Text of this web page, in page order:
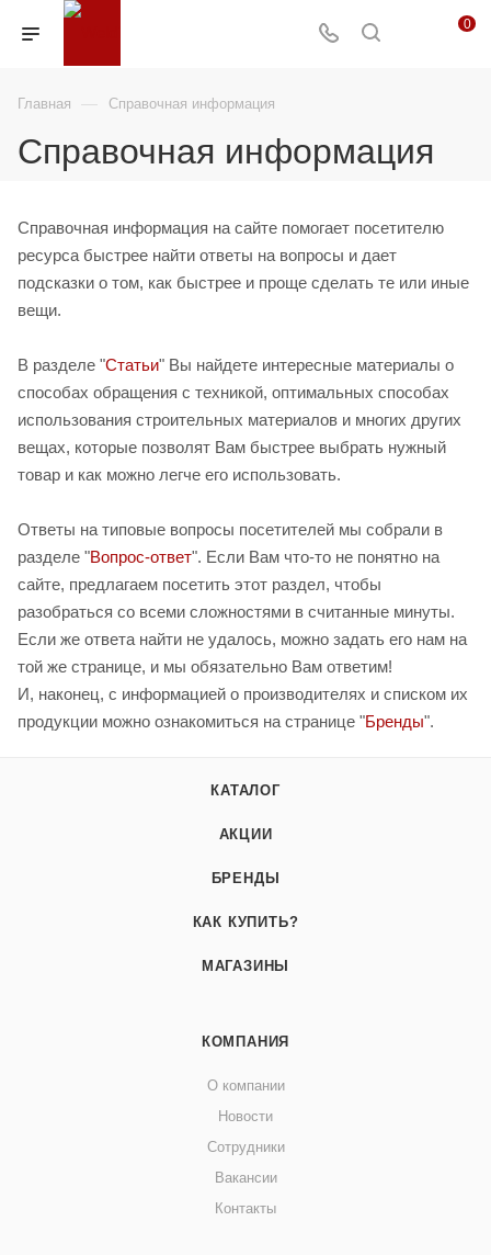
0
Главная — Справочная информация
Справочная информация
Справочная информация на сайте помогает посетителю
ресурса быстрее найти ответы на вопросы и дает
подсказки о том, как быстрее и проще сделать те или иные
вещи.
В разделе "Статьи" Вы найдете интересные материалы о
способах обращения с техникой, оптимальных способах
использования строительных материалов и многих других
вещах, которые позволят Вам быстрее выбрать нужный
товар и как можно легче его использовать.
Ответы на типовые вопросы посетителей мы собрали в
разделе "Вопрос-ответ". Если Вам что-то не понятно на
сайте, предлагаем посетить этот раздел, чтобы
разобраться со всеми сложностями в считанные минуты.
Если же ответа найти не удалось, можно задать его нам на
той же странице, и мы обязательно Вам ответим!
И, наконец, с информацией о производителях и списком их
продукции можно ознакомиться на странице "Бренды".
КАТАЛОГ
АКЦИИ
БРЕНДЫ
КАК КУПИТЬ?
МАГАЗИНЫ
КОМПАНИЯ
О компании
Новости
Сотрудники
Вакансии
Контакты